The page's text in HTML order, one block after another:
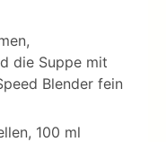
die Suppe mit
Blender fein
100 ml